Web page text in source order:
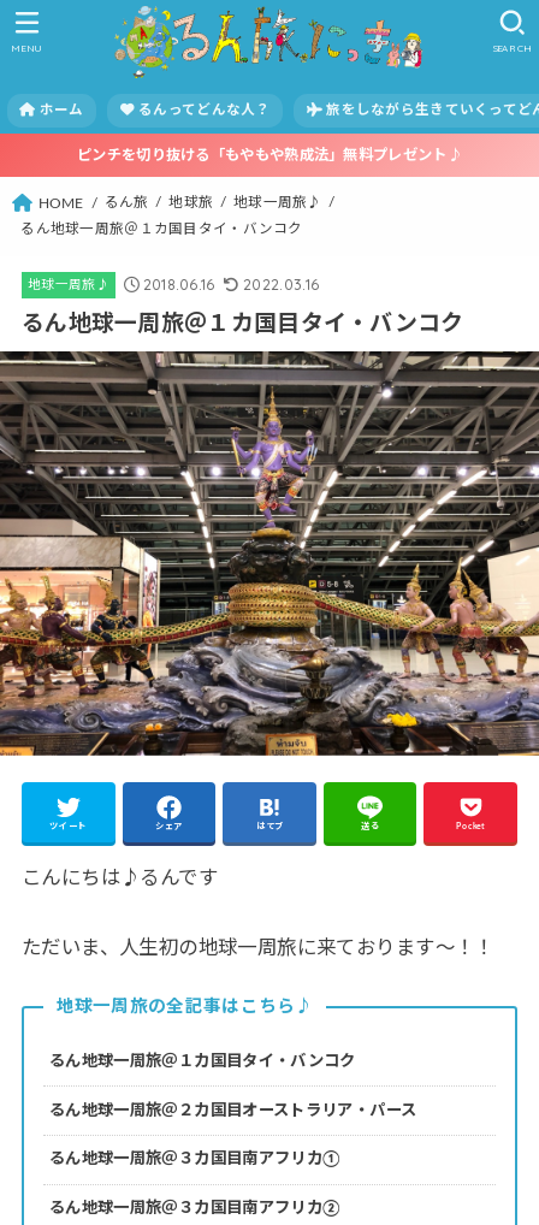
ホーム るんってどんな人？ 旅をしながら生きていくってど
SEARCH
MENU
ピンチを切り抜ける「もやもや熟成法」無料プレゼント♪
HOME るん旅 地球旅
地球一周旅♪
るん地球一周旅＠１カ国目タイ・バンコク
地球一周旅♪ 2018.06.16 2022.03.16
るん地球一周旅＠１カ国目タイ・バンコク
ツイート シェア はてブ 送る Pocket
こんにちは♪るんです
ただいま、人生初の地球一周旅に来ております～！！
地球一周旅の全記事はこちら♪
るん地球一周旅＠１カ国目タイ・バンコク
るん地球一周旅＠２カ国目オーストラリア・パース
るん地球一周旅＠３カ国目南アフリカ①
るん地球一周旅＠３カ国目南アフリカ②